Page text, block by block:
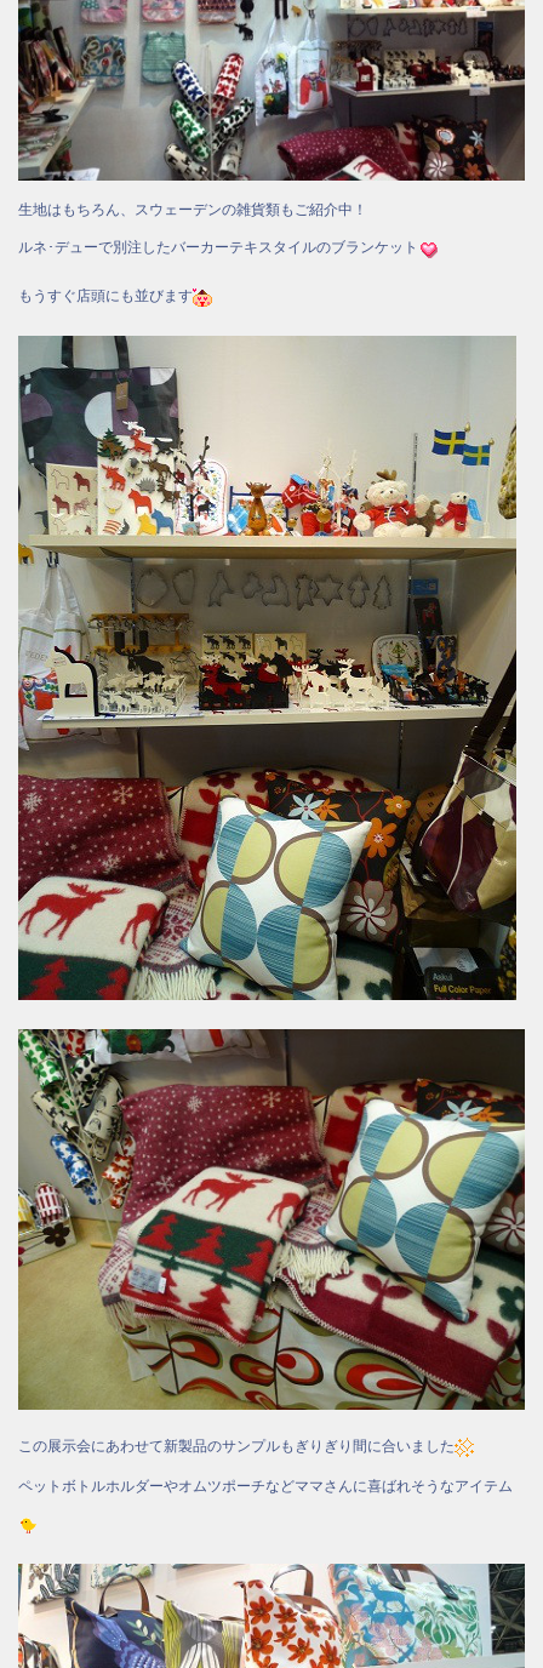
生地はもちろん、スウェーデンの雑貨類もご紹介中！
ルネ･デューで別注したバーカーテキスタイルのブランケット
もうすぐ店頭にも並びます
この展示会にあわせて新製品のサンプルもぎりぎり間に合いました
ペットボトルホルダーやオムツポーチなどママさんに喜ばれそうなアイテム